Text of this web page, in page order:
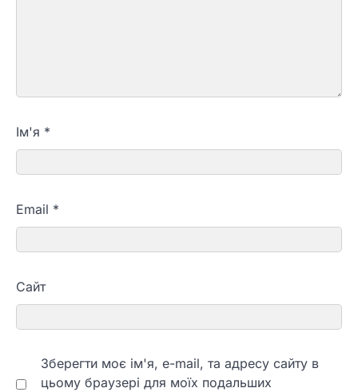
Ім'я *
Email *
Сайт
Зберегти моє ім'я, e-mail, та адресу сайту в
цьому браузері для моїх подальших